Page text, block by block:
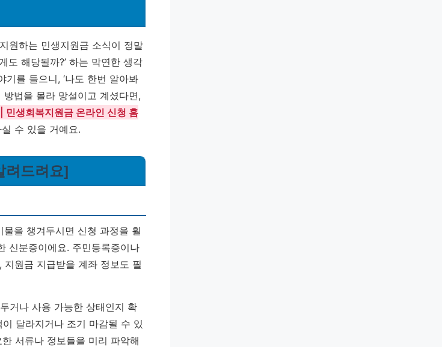
원하는 민생지원금 소식이 정말
도 해당될까?’ 하는 막연한 생각
를 들으니, ‘나도 한번 알아봐
법을 몰라 망설이고 계셨다면,
민생회복지원금 온라인 신청 홈
수 있을 거예요.
려드려요]
을 챙겨두시면 신청 과정을 훨
신분증이에요. 주민등록증이나
원금 지급받을 계좌 정보도 필
거나 사용 가능한 상태인지 확
달라지거나 조기 마감될 수 있
서류나 정보들을 미리 파악해